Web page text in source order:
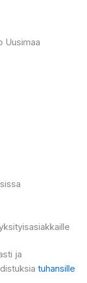
Uusimaa
ja
tuhansille